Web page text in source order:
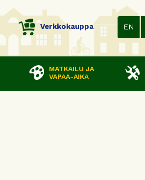
Verkkokauppa EN
MATKAILU JA
VAPAA-AIKA